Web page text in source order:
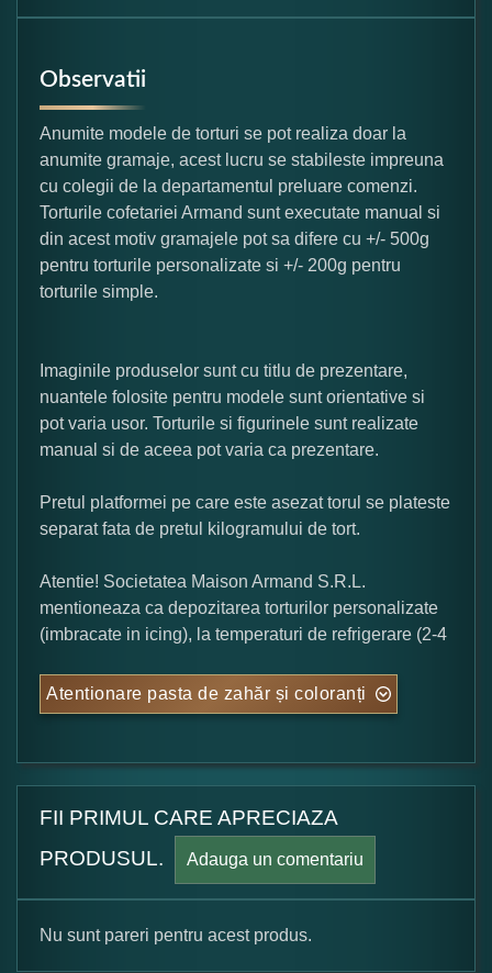
Observatii
Anumite modele de torturi se pot realiza doar la
anumite gramaje, acest lucru se stabileste impreuna
cu colegii de la departamentul preluare comenzi.
Torturile cofetariei Armand sunt executate manual si
din acest motiv gramajele pot sa difere cu +/- 500g
pentru torturile personalizate si +/- 200g pentru
torturile simple.
Imaginile produselor sunt cu titlu de prezentare,
nuantele folosite pentru modele sunt orientative si
pot varia usor. Torturile si figurinele sunt realizate
manual si de aceea pot varia ca prezentare.
Pretul platformei pe care este asezat torul se plateste
separat fata de pretul kilogramului de tort.
Atentie! Societatea Maison Armand S.R.L.
mentioneaza ca depozitarea torturilor personalizate
(imbracate in icing), la temperaturi de refrigerare (2-4
Atentionare pasta de zahăr și coloranți
FII PRIMUL CARE APRECIAZA
PRODUSUL.
Adauga un comentariu
Nu sunt pareri pentru acest produs.